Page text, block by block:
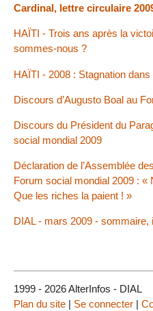
Cardinal, lettre circulaire
HAÏTI - Trois ans après la
sommes-nous ?
HAÏTI - 2008 : Stagnation
Discours d’Augusto Boal au
Discours du Président du
social mondial 2009
Déclaration de l’Assemblée
Forum social mondial 2009 :
Que les riches la paient ! »
DIAL - mars 2009 -
1999 - 2026 AlterInfos - DIAL
Plan du site | Se connecter |